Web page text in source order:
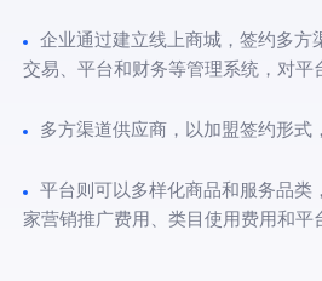
企业通过建立线上商城，签约多方
交易、平台和财务等管理系统，对平
多方渠道供应商，以加盟签约形式
平台则可以多样化商品和服务品类
家营销推广费用、类目使用费用和平